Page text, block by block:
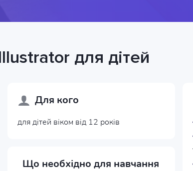
для дітей
Для кого
для дітей віком від 12 років
Що необхідно для навчання